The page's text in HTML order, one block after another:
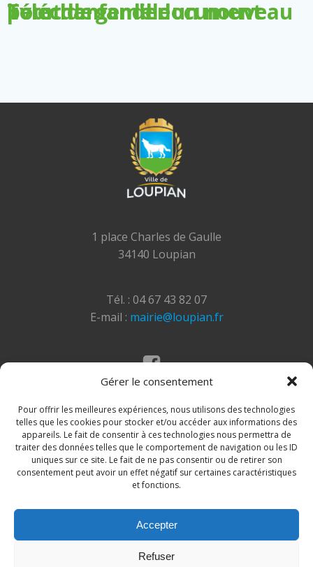
Gérer le consentement
Pour offrir les meilleures expériences, nous utilisons des technologies
telles que les cookies pour stocker et/ou accéder aux informations des
appareils. Le fait de consentir à ces technologies nous permettra de
traiter des données telles que le comportement de navigation ou les ID
uniques sur ce site. Le fait de ne pas consentir ou de retirer son
consentement peut avoir un effet négatif sur certaines caractéristiques
et fonctions.
Accepter
Refuser
Télécharger le document pour demander un nouveau livret de famille
1 place Charles de Gaulle
34140 Loupian
Tél. : 04 67 43 82 07
E-mail : mairie@loupian.fr
© 2026 Site de la commune de Loupian. Un service
proposé parComm'un Site